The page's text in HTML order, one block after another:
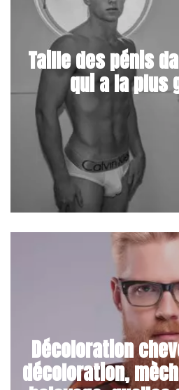
Taille des pénis
qui a la plus
Décoloration
décoloration,